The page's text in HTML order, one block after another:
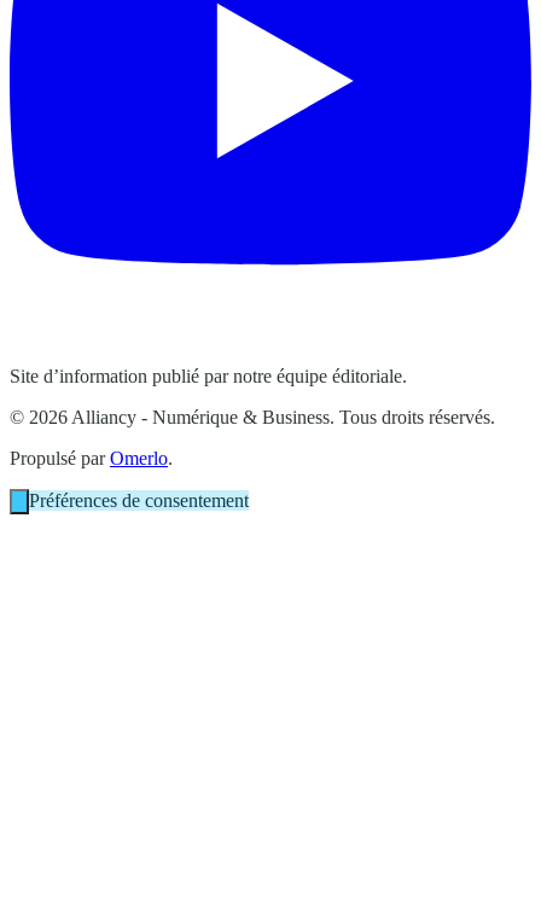
Site d’information publié par notre équipe éditoriale.
© 2026 Alliancy - Numérique & Business. Tous droits réservés.
Propulsé parOmerlo.
Préférences de consentement